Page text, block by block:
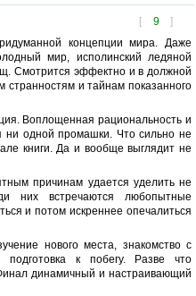
[ 9 ]
концепции мира. Даже
мир, исполинский ледяной
Смотрится эффектно и в должной
и тайнам показанного
Воплощенная рациональность и
ни одной промашки. Что сильно не
книги. Да и вообще выглядит не
причинам удается уделить не
них встречаются любопытные
и потом искреннее опечалиться
нового места, знакомство с
подготовка к побегу. Разве что
динамичный и настраивающий